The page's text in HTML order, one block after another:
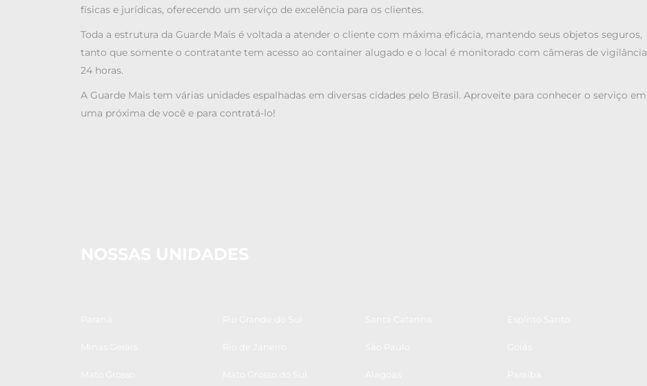
físicas e jurídicas, oferecendo um serviço de excelência para os clientes.
Toda a estrutura da Guarde Mais é voltada a atender o cliente com máxima eficácia, mantendo seus objetos seguros,
tanto que somente o contratante tem acesso ao container alugado e o local é monitorado com câmeras de vigilância
24 horas.
A Guarde Mais tem várias unidades espalhadas em diversas cidades pelo Brasil. Aproveite para conhecer o serviço em
uma próxima de você e para contratá-lo!